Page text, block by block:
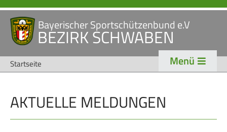
Bayerischer Sportschützenbund e.V
BEZIRK SCHWABEN
Startseite Menü
AKTUELLE MELDUNGEN
Navigation
überspringen
STARTSEITE
VERANSTALTUNGEN
NEWS
überspringen
VERBAND
Veranstaltungen
TRADITION
Schützentradition